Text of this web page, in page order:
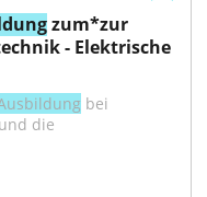
zum*zur
- Elektrische
bei
die